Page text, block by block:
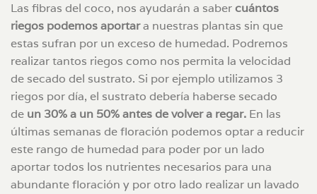
Las fibras del coco, nos ayudarán a sabercuántos
riegos podemos aportara nuestras plantas sin que
estas sufran por un exceso de humedad. Podremos
realizar tantos riegos como nos permita la velocidad
de secado del sustrato. Si por ejemplo utilizamos 3
riegos por día, el sustrato debería haberse secado
de un 30% a un 50% antes de volver a regar. En las
últimas semanas de floración podemos optar a reducir
este rango de humedad para poder por un lado
aportar todos los nutrientes necesarios para una
abundante floración y por otro lado realizar un lavado